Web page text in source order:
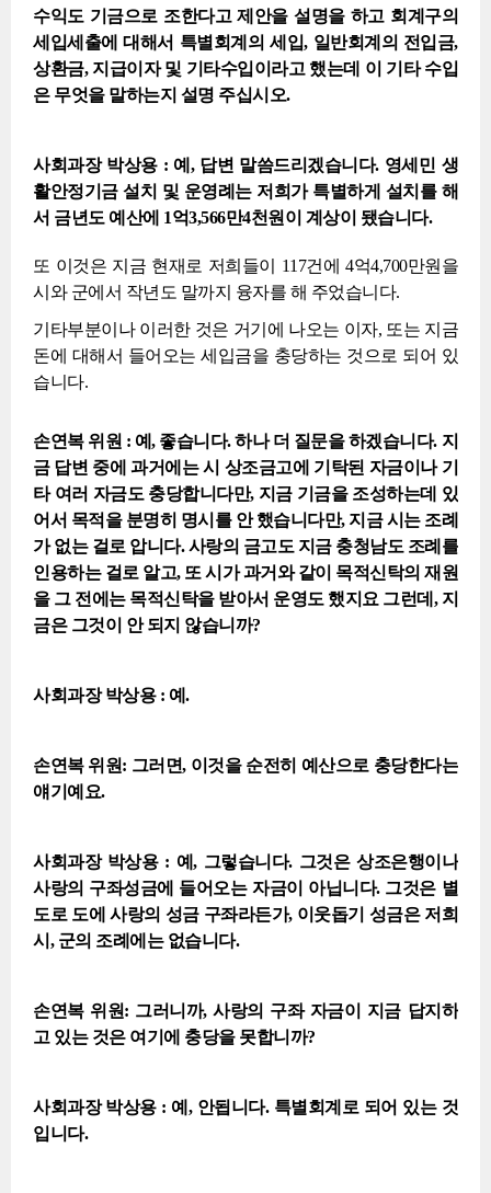
수익도 기금으로 조한다고 제안을 설명을 하고 회계구의
세입세출에 대해서 특별회계의 세입, 일반회계의 전입금,
상환금, 지급이자 및 기타수입이라고 했는데 이 기타 수입
은 무엇을 말하는지 설명 주십시오.
사회과장 박상용 : 예, 답변 말씀드리겠습니다. 영세민 생
활안정기금 설치 및 운영례는 저희가 특별하게 설치를 해
서 금년도 예산에 1억3,566만4천원이 계상이 됐습니다.
또 이것은 지금 현재로 저희들이 117건에 4억4,700만원을
시와 군에서 작년도 말까지 융자를 해 주었습니다.
기타부분이나 이러한 것은 거기에 나오는 이자, 또는 지금
돈에 대해서 들어오는 세입금을 충당하는 것으로 되어 있
습니다.
손연복 위원 : 예, 좋습니다. 하나 더 질문을 하겠습니다. 지
금 답변 중에 과거에는 시 상조금고에 기탁된 자금이나 기
타 여러 자금도 충당합니다만, 지금 기금을 조성하는데 있
어서 목적을 분명히 명시를 안 했습니다만, 지금 시는 조례
가 없는 걸로 압니다. 사랑의 금고도 지금 충청남도 조례를
인용하는 걸로 알고, 또 시가 과거와 같이 목적신탁의 재원
을 그 전에는 목적신탁을 받아서 운영도 했지요 그런데, 지
금은 그것이 안 되지 않습니까?
사회과장 박상용 : 예.
손연복 위원: 그러면, 이것을 순전히 예산으로 충당한다는
얘기예요.
사회과장 박상용 : 예, 그렇습니다. 그것은 상조은행이나
사랑의 구좌성금에 들어오는 자금이 아닙니다. 그것은 별
도로 도에 사랑의 성금 구좌라든가, 이웃돕기 성금은 저희
시, 군의 조례에는 없습니다.
손연복 위원: 그러니까, 사랑의 구좌 자금이 지금 답지하
고 있는 것은 여기에 충당을 못합니까?
사회과장 박상용 : 예, 안됩니다. 특별회계로 되어 있는 것
입니다.